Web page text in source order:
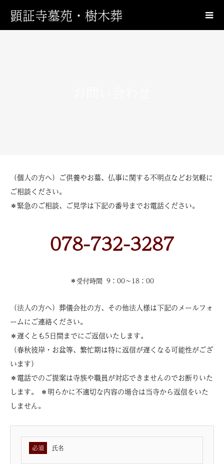
顕証寺墓苑・樹木葬
（個人の方へ）ご供養やお墓、仏事に関する不明点などお気軽に
ご相談ください。
＊緊急のご相談、ご見学は下記の番号までお電話ください。
078-732-3287
＊受付時間 9：00〜18：00
（法人の方へ）葬儀会社の方、その他法人様は下記のメールフォ
ームにご連絡ください。
＊遅くとも5日間までにご返信いたします。
（春秋彼岸・お盆等、繁忙期は特に返信が遅くなる可能性がござ
います）
＊電話でのご提案は寺族や職員が対応できませんのでお断りいた
します。 ＊明らかに不適切な内容の場合は当寺から返信をいた
しません。
氏名